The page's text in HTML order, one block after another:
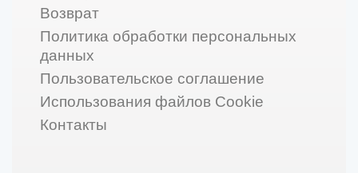
Возврат
Политика обработки персональных
данных
Пользовательское соглашение
Использования файлов Cookie
Контакты